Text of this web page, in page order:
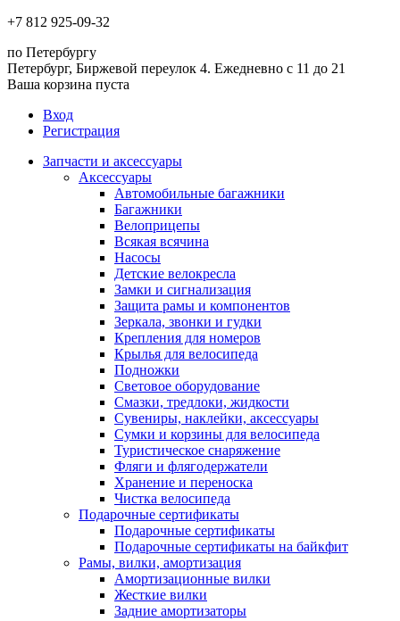
+7 812 925-09-32
по Петербургу
Петербург, Биржевой переулок 4. Ежедневно с 11 до 21
Ваша корзина пуста
Вход
Регистрация
Запчасти и аксессуары
Аксессуары
Автомобильные багажники
Багажники
Велоприцепы
Всякая всячина
Насосы
Детские велокресла
Замки и сигнализация
Защита рамы и компонентов
Зеркала, звонки и гудки
Крепления для номеров
Крылья для велосипеда
Подножки
Световое оборудование
Смазки, тредлоки, жидкости
Сувениры, наклейки, аксессуары
Сумки и корзины для велосипеда
Туристическое снаряжение
Фляги и флягодержатели
Хранение и переноска
Чистка велосипеда
Подарочные сертификаты
Подарочные сертификаты
Подарочные сертификаты на байкфит
Рамы, вилки, амортизация
Амортизационные вилки
Жесткие вилки
Задние амортизаторы